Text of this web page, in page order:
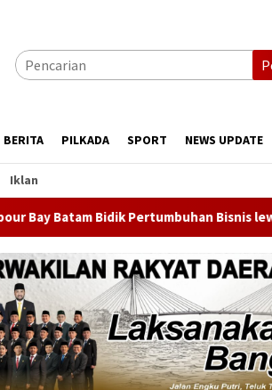
BERITA PILKADA SPORT NEWS UPDATE
Iklan
Bisnis lewat Inovasi dan Promo